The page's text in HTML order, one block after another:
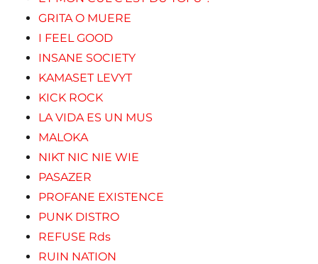
GRITA O MUERE
I FEEL GOOD
INSANE SOCIETY
KAMASET LEVYT
KICK ROCK
LA VIDA ES UN MUS
MALOKA
NIKT NIC NIE WIE
PASAZER
PROFANE EXISTENCE
PUNK DISTRO
REFUSE Rds
RUIN NATION